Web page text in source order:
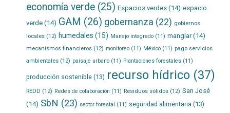
economía verde(25) Espacios verdes(14) espacio
verde(14) GAM (26) gobernanza (22) gobiernos
locales(12) humedales (15) Manejo integrado(11) manglar(14)
mecanismos financieros(12) monitoreo(11) México(11) pago servicios
ambientales(12) paisaje urbano(11) Plantaciones forestales(11)
producción sostenible(13) recurso hídrico(37)
REDD (12) Redes de colaboración (11) Residuos sólidos(12) San José
(14) SbN (23) sector forestal (11) seguridad alimentaria (13)